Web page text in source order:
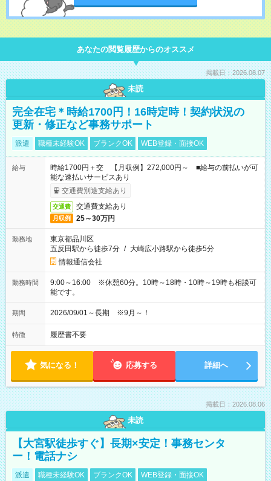
あなたの閲覧履歴からのオススメ
掲載日：2026.08.07
未読
完全在宅＊時給1700円！16時定時！契約状況の
更新・修正など事務サポート
派遣 職種未経験OK ブランクOK WEB登録・面接OK
給与
時給1700円＋交 【月収例】272,000円～ ■給与の前払いが可
能な速払いサービスあり
交通費別途支給あり
交通費 交通費支給あり
月収例 25～30万円
勤務地
東京都品川区
五反田駅から徒歩7分 / 大崎広小路駅から徒歩5分
情報通信会社
勤務時間
9:00～16:00 ※休憩60分。10時～18時・10時～19時も相談可
能です。
期間 2026/09/01～長期 ※9月～！
特徴 履歴書不要
気になる！ 応募する 詳細へ
掲載日：2026.08.06
未読
【大宮駅徒歩すぐ】長期×安定！事務センタ
ー！電話ナシ
派遣 職種未経験OK ブランクOK WEB登録・面接OK